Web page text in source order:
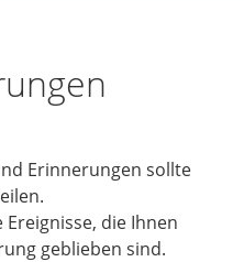
Erinnerungen sollte
die Ihnen
geblieben sind.